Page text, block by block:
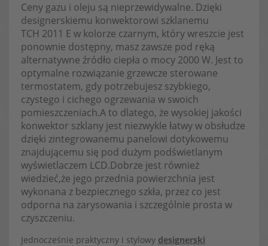
Ceny gazu i oleju są nieprzewidywalne. Dzięki
designerskiemu konwektorowi szklanemu
TCH 2011 E w kolorze czarnym, który wreszcie jest
ponownie dostępny, masz zawsze pod ręką
alternatywne źródło ciepła o mocy 2000 W. Jest to
optymalne rozwiązanie grzewcze sterowane
termostatem, gdy potrzebujesz szybkiego,
czystego i cichego ogrzewania w swoich
pomieszczeniach.A to dlatego, że wysokiej jakości
konwektor szklany jest niezwykle łatwy w obsłudze
dzięki zintegrowanemu panelowi dotykowemu
znajdującemu się pod dużym podświetlanym
wyświetlaczem LCD.Dobrze jest również
wiedzieć,że jego przednia powierzchnia jest
wykonana z bezpiecznego szkła, przez co jest
odporna na zarysowania i szczególnie prosta w
czyszczeniu.
Jednocześnie praktyczny i stylowy designerski